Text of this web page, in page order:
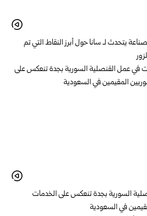
يتحدث لـ سانا حول أبرز النقاط التي تم
السورية بجدة تنعكس على الخدمات
في السعودية